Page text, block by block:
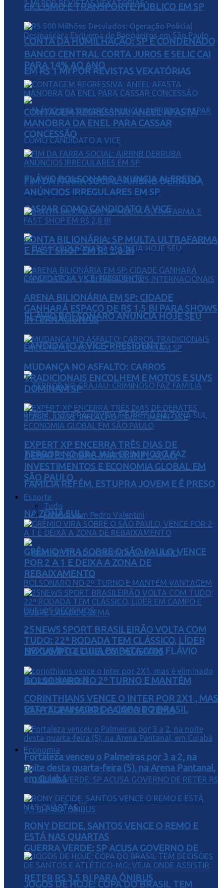
CONTA DA HUMILHAÇÃO: SP É CONDENADO
EM R$ 1 MI POR REVISTAS VEXATÓRIAS
FLÁVIO BOLSONARO ANUNCIA ALFREDO
GASPAR COMO CANDIDATO A VICE
FLÁVIO BOLSONARO ANUNCIA HOJE SEU
CANDIDATO A VICE-PRESIDENTE
TERROR NO GRAJAÚ: CRIMINOSO FAZ
FAMÍLIA REFÉM, ESTUPRA JOVEM E É PRESO
NA ZONA SUL
NEXUS/BTG: LULA EMPATA COM FLÁVIO
BOLSONARO NO 2º TURNO E MANTÉM
VANTAGEM SOBRE CAIADO E ZEMA
Economia
GUERRA VERDE: SP ACUSA GOVERNO DE
RETER R$ 3,5 BI PARA ÔNIBUS
CICLISMO E TRANSPORTE PÚBLICO EM SP
BANCO CENTRAL CORTA JUROS E SELIC CAI
PARA 14% AO ANO
CONTAGEM REGRESSIVA: ANEEL AFASTA
MANOBRA DA ENEL PARA CASSAR
CONCESSÃO
FIM DA FARRA SOCIAL: AIRBNB DERRUBA
ANÚNCIOS IRREGULARES EM SP
CONTA BILIONÁRIA: SP MULTA ULTRAFARMA
E FAST SHOP EM R$ 2,8 BI
ARENA BILIONÁRIA EM SP: CIDADE
GANHARÁ ESPAÇO DE R$ 1,5 BI PARA SHOWS
INTERNACIONAIS
MUDANÇA NO ASFALTO: CARROS
TRADICIONAIS ENCOLHEM E MOTOS E SUVS
DOMINAM SP
EXPERT XP ENCERRA TRÊS DIAS DE
DEBATES SOBRE JUROS, INFLAÇÃO,
INVESTIMENTOS E ECONOMIA GLOBAL EM
SÃO PAULO
Esporte
Tudo
Futebol com Pedro Valentini
GRÊMIO VIRA SOBRE O SÃO PAULO, VENCE
POR 2 A 1 E DEIXA A ZONA DE
REBAIXAMENTO
25NEWS SPORT BRASILEIRÃO VOLTA COM
TUDO: 22ª RODADA TEM CLÁSSICO, LÍDER
EM CAMPO E DUELOS DECISIVOS
CORINTHIANS VENCE O INTER POR 2X1 , MAS
ESTA ELIMINADO DA COPA DO BRASIL
Fortaleza venceu o Palmeiras por 3 a 2, na
noite desta quarta-feira (5), na Arena Pantanal,
em Cuiabá
RONY DECIDE, SANTOS VENCE O REMO E
ESTÁ NAS QUARTAS
JOGOS DE HOJE: COPA DO BRASIL TEM